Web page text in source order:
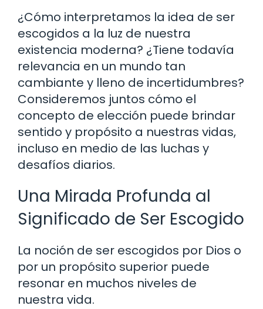
¿Cómo interpretamos la idea de ser
escogidos a la luz de nuestra
existencia moderna? ¿Tiene todavía
relevancia en un mundo tan
cambiante y lleno de incertidumbres?
Consideremos juntos cómo el
concepto de elección puede brindar
sentido y propósito a nuestras vidas,
incluso en medio de las luchas y
desafíos diarios.
Una Mirada Profunda al
Significado de Ser Escogido
La noción de ser escogidos por Dios o
por un propósito superior puede
resonar en muchos niveles de
nuestra vida.